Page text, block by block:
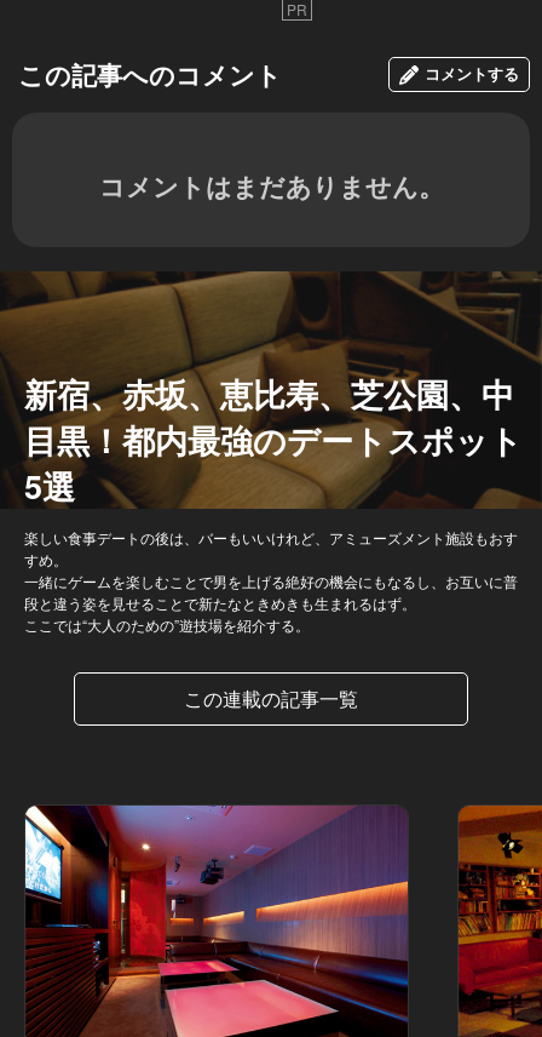
PR
この記事へのコメント コメントする
コメントはまだありません。
新宿、赤坂、恵比寿、芝公園、中
目黒！都内最強のデートスポット
5選
楽しい食事デートの後は、バーもいいけれど、アミューズメント施設もおす
すめ。
一緒にゲームを楽しむことで男を上げる絶好の機会にもなるし、お互いに普
段と違う姿を見せることで新たなときめきも生まれるはず。
ここでは“大人のための”遊技場を紹介する。
この連載の記事一覧